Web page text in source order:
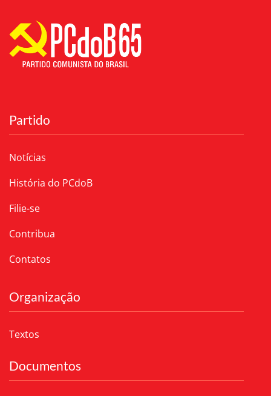
Partido
Notícias
História do PCdoB
Filie-se
Contribua
Contatos
Organização
Textos
Documentos